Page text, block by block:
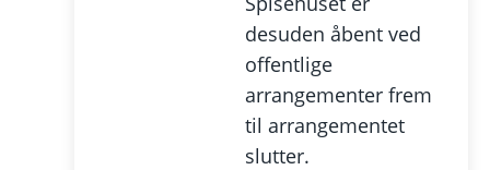
desuden åbent ved
offentlige
arrangementer frem
til arrangementet
slutter.